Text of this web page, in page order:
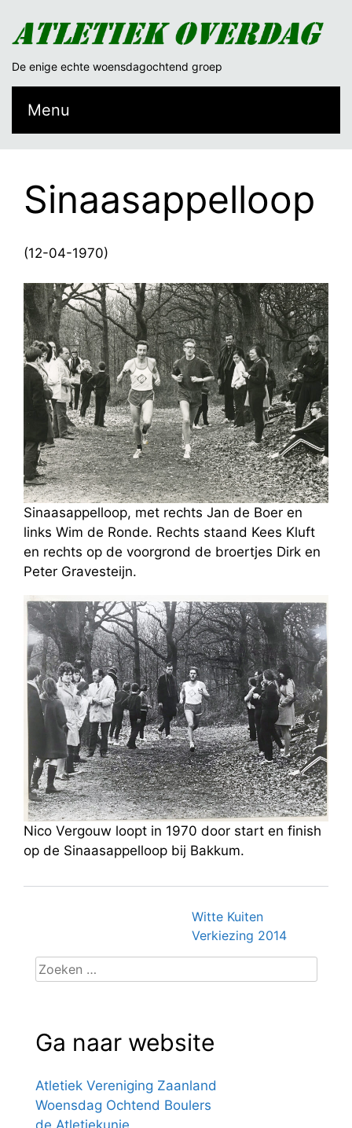
De enige echte woensdagochtend groep
Menu
Sinaasappelloop
(12-04-1970)
Sinaasappelloop, met rechts Jan de Boer en
links Wim de Ronde. Rechts staand Kees Kluft
en rechts op de voorgrond de broertjes Dirk en
Peter Gravesteijn.
Nico Vergouw loopt in 1970 door start en finish
op de Sinaasappelloop bij Bakkum.
Berichtnavigatie
Witte Kuiten
Verkiezing 2014
Zoeken
naar:
Ga naar website
Atletiek Vereniging Zaanland
Woensdag Ochtend Boulers